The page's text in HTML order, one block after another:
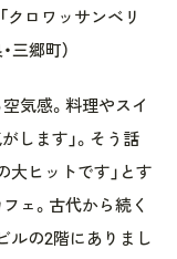
クロワッサンベリ
三郷町）
気感。料理やスイ
します」。そう話
大ヒットです」とす
ェ。古代から続く
ルの2階にありまし